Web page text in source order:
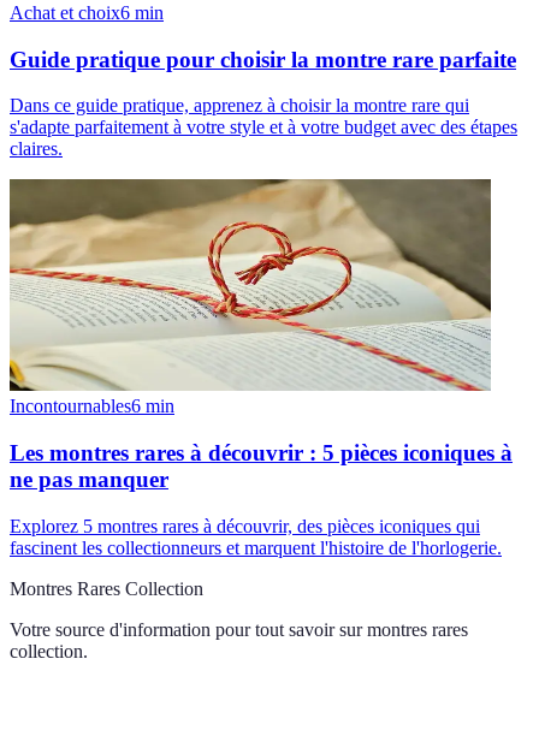
Achat et choix6 min
Guide pratique pour choisir la montre rare parfaite
Dans ce guide pratique, apprenez à choisir la montre rare qui
s'adapte parfaitement à votre style et à votre budget avec des étapes
claires.
Incontournables6 min
Les montres rares à découvrir : 5 pièces iconiques à
ne pas manquer
Explorez 5 montres rares à découvrir, des pièces iconiques qui
fascinent les collectionneurs et marquent l'histoire de l'horlogerie.
Montres Rares Collection
Votre source d'information pour tout savoir sur montres rares
collection.